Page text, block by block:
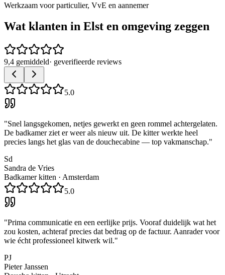
Werkzaam voor particulier, VvE en aannemer
Wat klanten in Elst en omgeving zeggen
9,4 gemiddeld· geverifieerde reviews
5.0
"Snel langsgekomen, netjes gewerkt en geen rommel achtergelaten.
De badkamer ziet er weer als nieuw uit. De kitter werkte heel
precies langs het glas van de douchecabine — top vakmanschap."
Sd
Sandra de Vries
Badkamer kitten · Amsterdam
5.0
"Prima communicatie en een eerlijke prijs. Vooraf duidelijk wat het
zou kosten, achteraf precies dat bedrag op de factuur. Aanrader voor
wie écht professioneel kitwerk wil."
PJ
Pieter Janssen